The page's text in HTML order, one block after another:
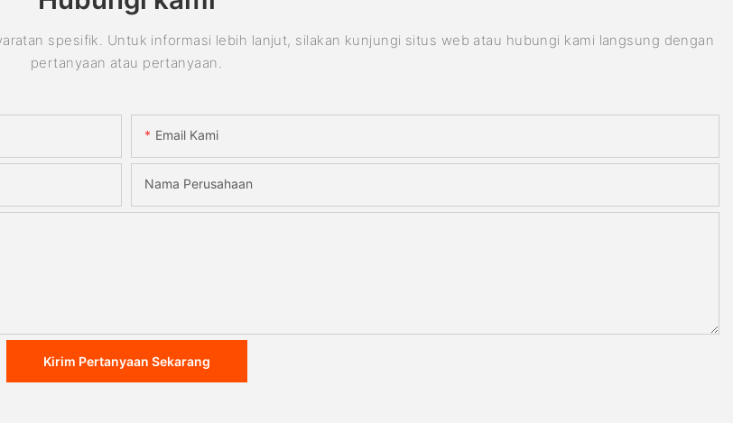
spesifik. Untuk informasi lebih lanjut, silakan kunjungi situs web atau hubungi kami langsung dengan
pertanyaan atau pertanyaan.
Email Kami
Nama Perusahaan
Kirim Pertanyaan Sekarang